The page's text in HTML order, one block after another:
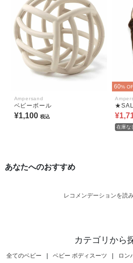
Ampersand
ベビーボール
¥1,100 税込
60%
在庫なし
あなたへのおすすめ
レコメンデーションを読み
カテゴリから
全てのベビー | ベビー ボディスーツ | ロン